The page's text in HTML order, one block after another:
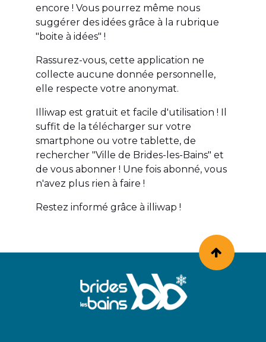
encore ! Vous pourrez même nous
suggérer des idées grâce à la rubrique
"boite à idées" !
Rassurez-vous, cette application ne
collecte aucune donnée personnelle,
elle respecte votre anonymat.
Illiwap est gratuit et facile d'utilisation ! Il
suffit de la télécharger sur votre
smartphone ou votre tablette, de
rechercher "Ville de Brides-les-Bains" et
de vous abonner ! Une fois abonné, vous
n'avez plus rien à faire !
Restez informé grâce à illiwap !